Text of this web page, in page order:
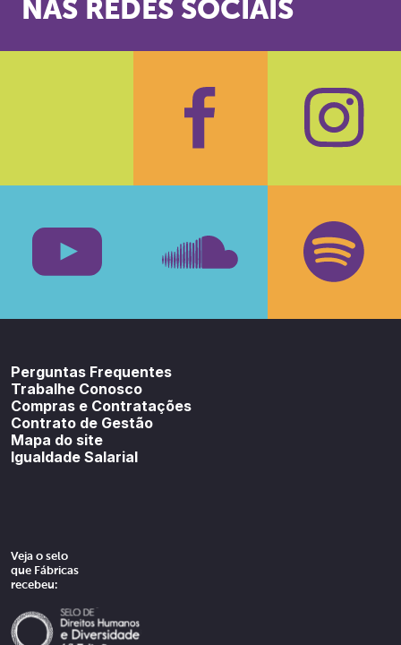
NAS REDES SOCIAIS
Facebook
Perguntas Frequentes
Trabalhe Conosco
Compras e Contratações
Contrato de Gestão
Mapa do site
Igualdade Salarial
Veja o selo
que Fábricas
recebeu: